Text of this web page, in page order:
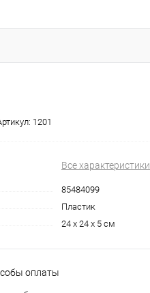
1201
Все характеристики
85484099
Пластик
24 x 24 x 5 см